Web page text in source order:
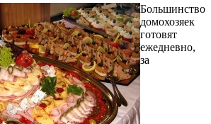
Большинство
домохозяек
готовят
ежедневно,
за